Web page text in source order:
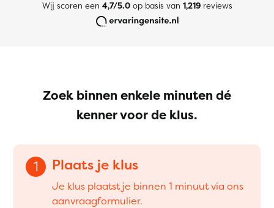
Wij scoren een 4,7/5.0op basis van 1,219reviews
Zoek binnen enkele minuten dé
kenner voor de klus.
1 Plaats je klus
Je klus plaatst je binnen 1 minuut via ons
aanvraagformulier.